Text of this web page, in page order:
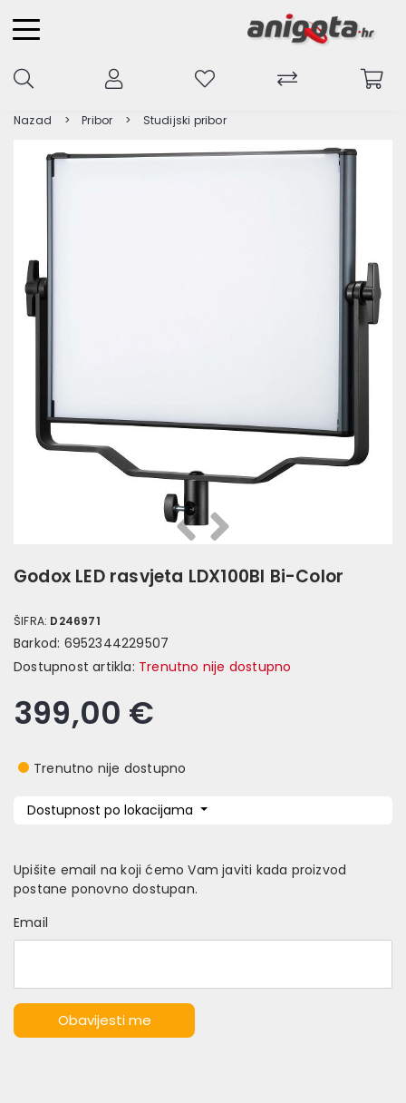
Nazad Pribor Studijski pribor
PrethodnaSlijedeća
Godox LED rasvjeta LDX100BI Bi-Color
ŠIFRA: D246971
Barkod: 6952344229507
Dostupnost artikla: Trenutno nije dostupno
399,00 €
Trenutno nije dostupno
Dostupnost po lokacijama
Upišite email na koji ćemo Vam javiti kada proizvod
postane ponovno dostupan.
Email
Obavijesti me